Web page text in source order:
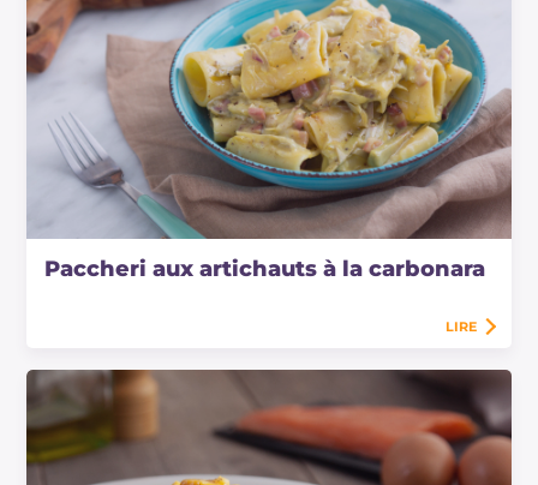
Paccheri aux artichauts à la carbonara
LIRE